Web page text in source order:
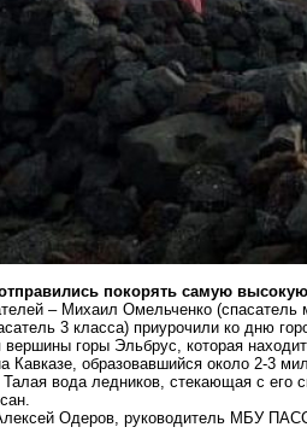
покорять самую
– Михаил Омельченко
3 класса) приурочили ко дню
вершины горы Эльбрус, которая
Кавказе, образовавшийся около 2-3
вода ледников, стекающая с его
Одеров, руководитель МБУ